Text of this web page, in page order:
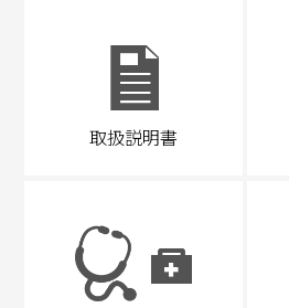
取扱説明書